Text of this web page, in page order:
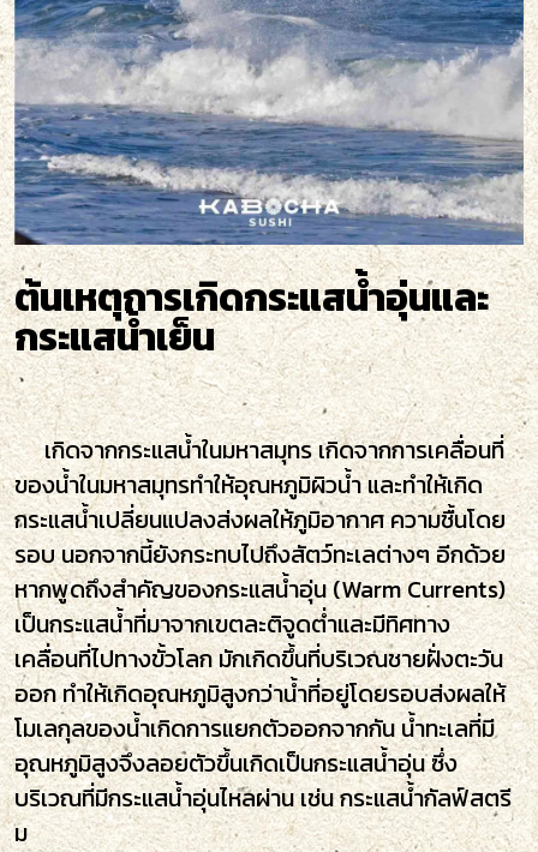
ต้นเหตุการเกิดกระแสน้ำอุ่นและ
กระแสน้ำเย็น
เกิดจากกระแสน้ำในมหาสมุทร เกิดจากการเคลื่อนที่
ของน้ำในมหาสมุทรทำให้อุณหภูมิผิวน้ำ และทำให้เกิด
กระแสน้ำเปลี่ยนแปลงส่งผลให้ภูมิอากาศ ความชื้นโดย
รอบ นอกจากนี้ยังกระทบไปถึงสัตว์ทะเลต่างๆ อีกด้วย
หากพูดถึงสำคัญของกระแสน้ำอุ่น (Warm Currents)
เป็นกระแสน้ำที่มาจากเขตละติจูดต่ำและมีทิศทาง
เคลื่อนที่ไปทางขั้วโลก มักเกิดขึ้นที่บริเวณชายฝั่งตะวัน
ออก ทำให้เกิดอุณหภูมิสูงกว่าน้ำที่อยู่โดยรอบส่งผลให้
โมเลกุลของน้ำเกิดการแยกตัวออกจากกัน น้ำทะเลที่มี
อุณหภูมิสูงจึงลอยตัวขึ้นเกิดเป็นกระแสน้ำอุ่น ซึ่ง
บริเวณที่มีกระแสน้ำอุ่นไหลผ่าน เช่น กระแสน้ำกัลฟ์สตรี
ม